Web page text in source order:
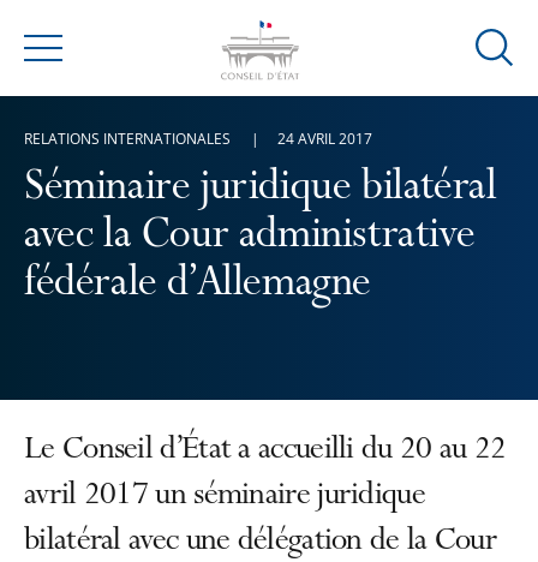
Menu
Ouvrir
Séminaire juridique bilatéral
avec la Cour administrative
fédérale d’Allemagne
RELATIONS INTERNATIONALES 24 AVRIL 2017
Le Conseil d’État a accueilli du 20 au 22
avril 2017 un séminaire juridique
bilatéral avec une délégation de la Cour